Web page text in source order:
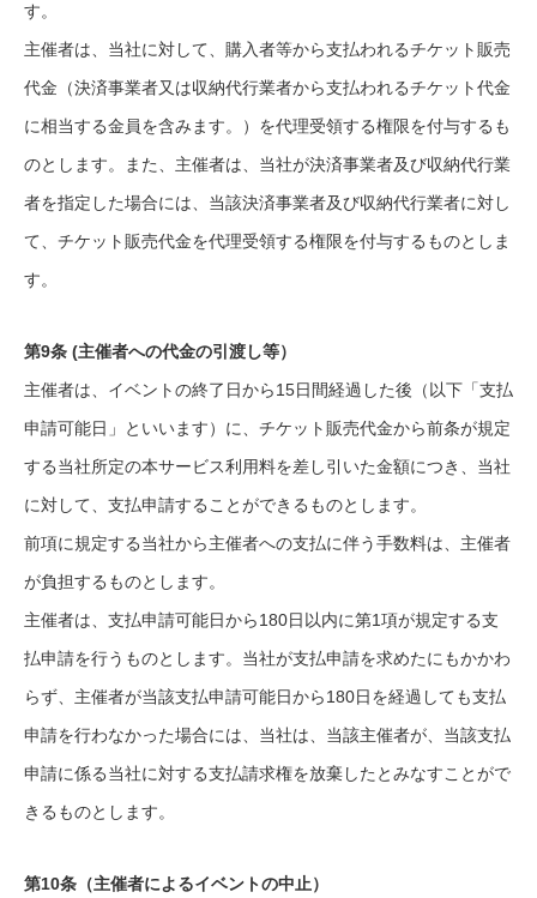
す。
主催者は、当社に対して、購入者等から支払われるチケット販売
代金（決済事業者又は収納代行業者から支払われるチケット代金
に相当する金員を含みます。）を代理受領する権限を付与するも
のとします。また、主催者は、当社が決済事業者及び収納代行業
者を指定した場合には、当該決済事業者及び収納代行業者に対し
て、チケット販売代金を代理受領する権限を付与するものとしま
す。
第9条 (主催者への代金の引渡し等）
主催者は、イベントの終了日から15日間経過した後（以下「支払
申請可能日」といいます）に、チケット販売代金から前条が規定
する当社所定の本サービス利用料を差し引いた金額につき、当社
に対して、支払申請することができるものとします。
前項に規定する当社から主催者への支払に伴う手数料は、主催者
が負担するものとします。
主催者は、支払申請可能日から180日以内に第1項が規定する支
払申請を行うものとします。当社が支払申請を求めたにもかかわ
らず、主催者が当該支払申請可能日から180日を経過しても支払
申請を行わなかった場合には、当社は、当該主催者が、当該支払
申請に係る当社に対する支払請求権を放棄したとみなすことがで
きるものとします。
第10条（主催者によるイベントの中止）